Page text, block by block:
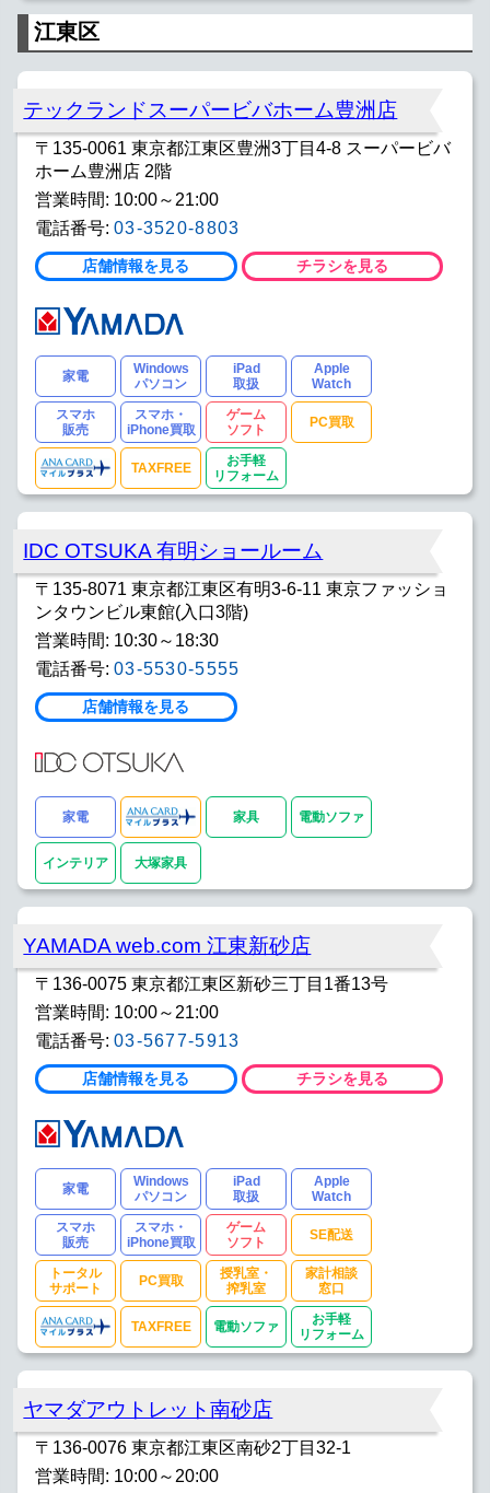
江東区
テックランドスーパービバホーム豊洲店
〒135-0061 東京都江東区豊洲3丁目4-8 スーパービバ
ホーム豊洲店 2階
営業時間: 10:00～21:00
電話番号: 03-3520-8803
店舗情報を見る チラシを見る
家電
Windows
パソコン
iPad
取扱
Apple
Watch
スマホ
販売
スマホ・
iPhone買取
ゲーム
ソフト
PC買取
TAXFREE
お手軽
リフォーム
IDC OTSUKA 有明ショールーム
〒135-8071 東京都江東区有明3-6-11 東京ファッショ
ンタウンビル東館(入口3階)
営業時間: 10:30～18:30
電話番号: 03-5530-5555
店舗情報を見る
家電 家具 電動ソファ
インテリア 大塚家具
YAMADA web.com 江東新砂店
〒136-0075 東京都江東区新砂三丁目1番13号
営業時間: 10:00～21:00
電話番号: 03-5677-5913
店舗情報を見る チラシを見る
家電
Windows
パソコン
iPad
取扱
Apple
Watch
スマホ
販売
スマホ・
iPhone買取
ゲーム
ソフト
SE配送
トータル
サポート
PC買取
授乳室・
搾乳室
家計相談
窓口
TAXFREE 電動ソファ
お手軽
リフォーム
ヤマダアウトレット南砂店
〒136-0076 東京都江東区南砂2丁目32-1
営業時間: 10:00～20:00